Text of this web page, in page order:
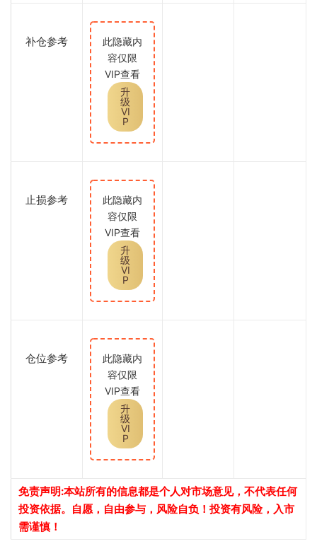
补仓参考
此隐藏内
容仅限
VIP查看
升
级
VI
P
止损参考
此隐藏内
容仅限
VIP查看
升
级
VI
P
仓位参考
此隐藏内
容仅限
VIP查看
升
级
VI
P
免责声明:本站所有的信息都是个人对市场意见，不代表任何
投资依据。自愿，自由参与，风险自负！投资有风险，入市
需谨慎！